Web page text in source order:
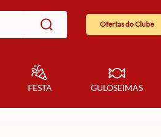
Ofertas do Clube
FESTA GULOSEIMAS